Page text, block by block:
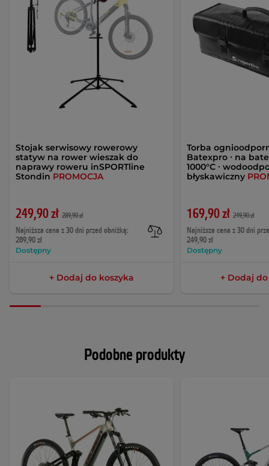
Stojak serwisowy rowerowy
statyw na rower wieszak do
naprawy roweru inSPORTline
Stondin PROMOCJA
249,90 zł 289,90 zł
Najniższa cena z 30 dni przed obniżką:
289,90 zł
Dostępny
+ Dodaj do koszyka
Torba
Batexpro ∙ na
1000°C ∙
błyskawiczny
169,90 zł 249,90 zł
Najniższa cena z 30 dni
249,90 zł
Dostępny
+ Dodaj
Podobne produkty